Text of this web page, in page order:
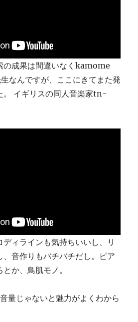
の成果は間違いなくkamome
なんですが、ここにきてまた発
。 イギリスの同人音楽家tn-
ディラインも気持ちいいし、リ
、音作りもバチバチだし。ピア
か、鳥肌モノ。
量じゃないと魅力がよくわから